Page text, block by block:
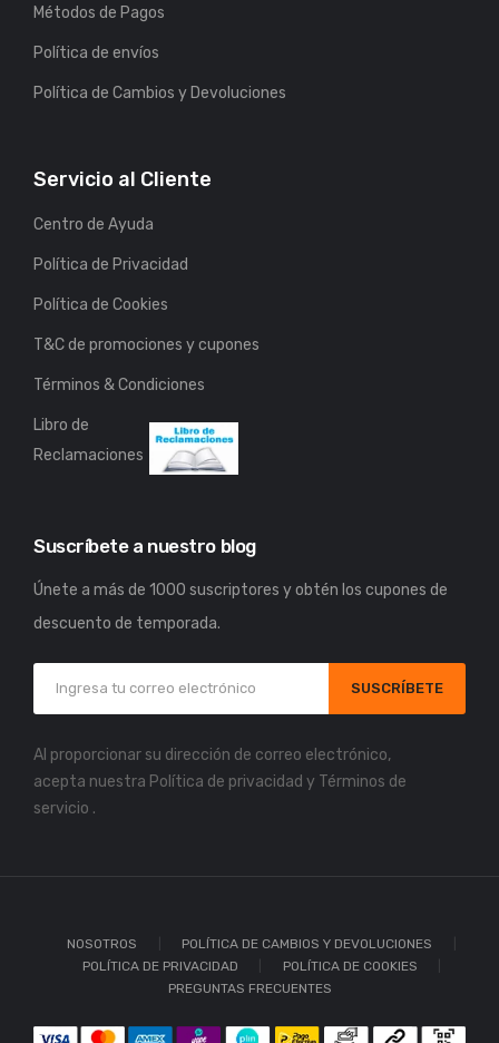
Métodos de Pagos
Política de envíos
Política de Cambios y Devoluciones
Servicio al Cliente
Centro de Ayuda
Política de Privacidad
Política de Cookies
T&C de promociones y cupones
Términos & Condiciones
Libro de
Reclamaciones
Suscríbete a nuestro blog
Únete a más de 1000 suscriptores y obtén los cupones de
descuento de temporada.
SUSCRÍBETE
Al proporcionar su dirección de correo electrónico,
acepta nuestra Política de privacidad y Términos de
servicio .
NOSOTROS
POLÍTICA DE CAMBIOS Y DEVOLUCIONES
POLÍTICA DE PRIVACIDAD
POLÍTICA DE COOKIES
PREGUNTAS FRECUENTES